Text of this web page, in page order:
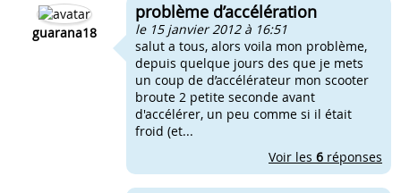
guarana18
problème d’accélération
le 15 janvier 2012 à 16:51
salut a tous, alors voila mon problème,
depuis quelque jours des que je mets
un coup de d’accélérateur mon scooter
broute 2 petite seconde avant
d'accélérer, un peu comme si il était
froid (et...
Voir les 6 réponses